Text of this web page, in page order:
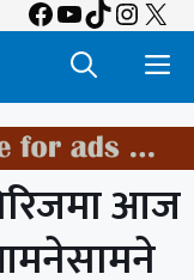
Facebook
YouTube
TikTok
X
आज